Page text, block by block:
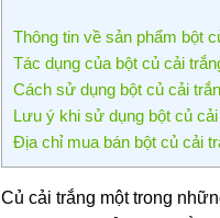
Thông tin về sản phẩm bột
Tác dụng của bột củ cải
Cách sử dụng bột củ cải
Lưu ý khi sử dụng bột củ
Địa chỉ mua bán bột củ cải
Củ cải trắng một trong